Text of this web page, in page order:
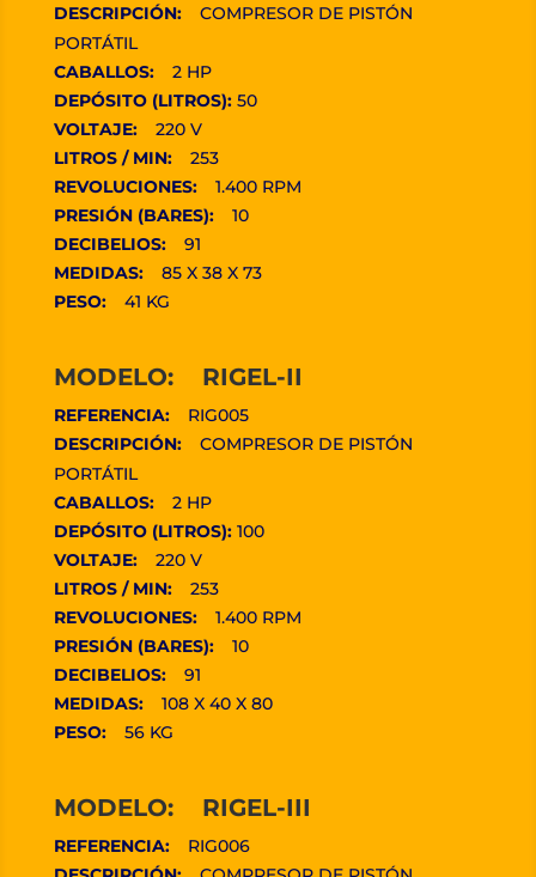
DESCRIPCIÓN:
COMPRESOR DE PISTÓN
PORTÁTIL
CABALLOS:
2 HP
DEPÓSITO (LITROS): 50
VOLTAJE:
220 V
LITROS / MIN:
253
REVOLUCIONES:
1.400 RPM
PRESIÓN (BARES):
10
DECIBELIOS:
91
MEDIDAS:
85 X 38 X 73
PESO:
41 KG
MODELO: RIGEL-II
REFERENCIA:
RIG005
DESCRIPCIÓN:
COMPRESOR DE PISTÓN
PORTÁTIL
CABALLOS:
2 HP
DEPÓSITO (LITROS): 100
VOLTAJE:
220 V
LITROS / MIN:
253
REVOLUCIONES:
1.400 RPM
PRESIÓN (BARES):
10
DECIBELIOS:
91
MEDIDAS:
108 X 40 X 80
PESO:
56 KG
MODELO: RIGEL-III
REFERENCIA:
RIG006